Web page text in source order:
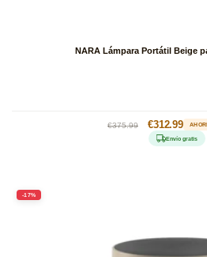
NARA Lámpara Portátil Beige
Precio
€375.99
Precio
de
oferta
€312.99
Envío gratis
-17%